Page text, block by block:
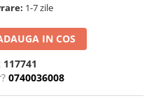
1-7 zile
IN COS
117741
0740036008